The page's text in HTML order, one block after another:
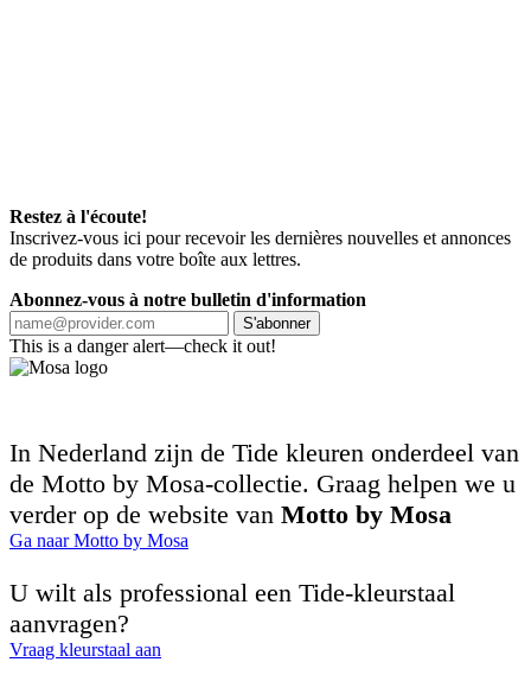
Restez à l'écoute!
Inscrivez-vous ici pour recevoir les dernières nouvelles et annonces
de produits dans votre boîte aux lettres.
Abonnez-vous à notre bulletin d'information
S'abonner
This is a danger alert—check it out!
In Nederland zijn de Tide kleuren onderdeel van
de Motto by Mosa-collectie. Graag helpen we u
verder op de website van Motto by Mosa
Ga naar Motto by Mosa
U wilt als professional een Tide-kleurstaal
aanvragen?
Vraag kleurstaal aan